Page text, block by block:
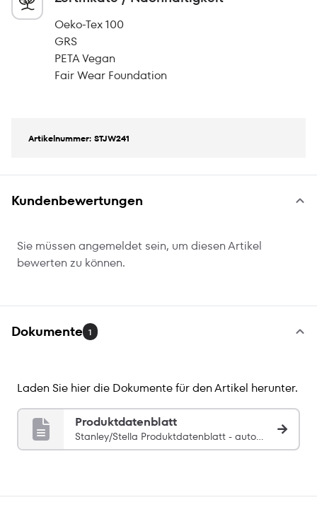
Oeko-Tex 100
GRS
PETA Vegan
Fair Wear Foundation
Artikelnummer: STJW241
Kundenbewertungen
Sie müssen angemeldet sein, um diesen Artikel
bewerten zu können.
Dokumente 1
Laden Sie hier die Dokumente für den Artikel herunter.
Produktdatenblatt
Stanley/Stella Produktdatenblatt - automatisch zugeordnet über SKU: STJW241